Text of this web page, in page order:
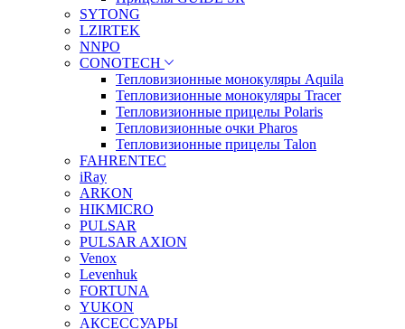
SYTONG
LZIRTEK
NNPO
CONOTECH
Тепловизионные монокуляры Aquila
Тепловизионные монокуляры Tracer
Тепловизионные прицелы Polaris
Тепловизионные очки Pharos
Тепловизионные прицелы Talon
FAHRENTEC
iRay
ARKON
HIKMICRO
PULSAR
PULSAR AXION
Venox
Levenhuk
FORTUNA
YUKON
АКСЕССУАРЫ